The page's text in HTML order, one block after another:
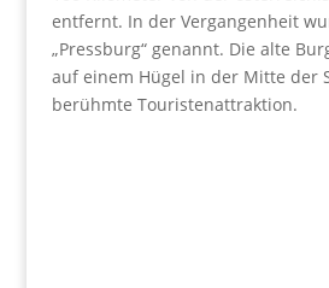
entfernt. In der Vergangenheit
„Pressburg“ genannt. Die alte
auf einem Hügel in der Mitte der
berühmte Touristenattraktion.